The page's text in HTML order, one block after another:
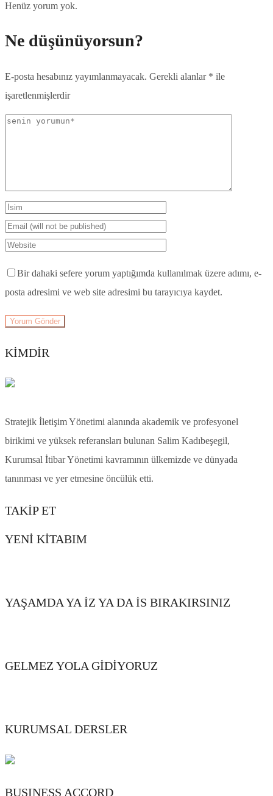
Henüz yorum yok.
Ne düşünüyorsun?
E-posta hesabınız yayımlanmayacak. Gerekli alanlar * ile
işaretlenmişlerdir
Bir dahaki sefere yorum yaptığımda kullanılmak üzere adımı, e-
posta adresimi ve web site adresimi bu tarayıcıya kaydet.
KİMDİR
Stratejik İletişim Yönetimi alanında akademik ve profesyonel
birikimi ve yüksek referansları bulunan Salim Kadıbeşegil,
Kurumsal İtibar Yönetimi kavramının ülkemizde ve dünyada
tanınması ve yer etmesine öncülük etti.
TAKIP ET
YENİ KİTABIM
YAŞAMDA YA İZ YA DA İS BIRAKIRSINIZ
GELMEZ YOLA GİDİYORUZ
KURUMSAL DERSLER
BUSINESS ACCORD